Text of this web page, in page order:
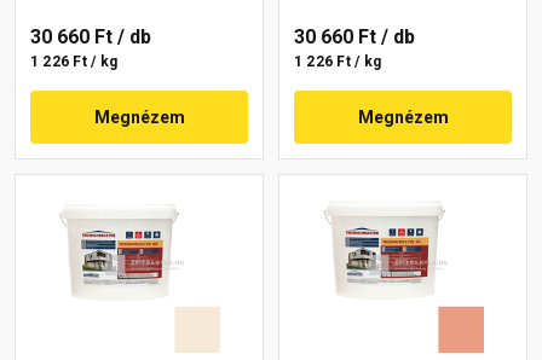
30 660 Ft / db
1 226 Ft / kg
Megnézem
30 660 Ft / db
1 226 Ft / kg
Megnézem